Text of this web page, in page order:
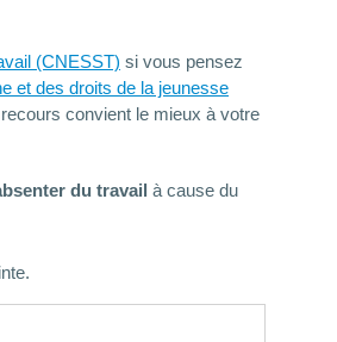
(CNESST) si vous pensez
et des droits de la jeunesse
convient le mieux à votre
du travail à cause du